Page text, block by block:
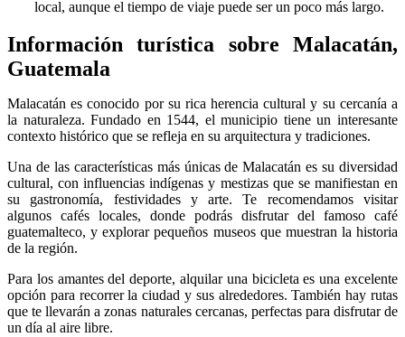
local, aunque el tiempo de viaje puede ser un poco más largo.
Información turística sobre Malacatán,
Guatemala
Malacatán es conocido por su rica herencia cultural y su cercanía a
la naturaleza. Fundado en 1544, el municipio tiene un interesante
contexto histórico que se refleja en su arquitectura y tradiciones.
Una de las características más únicas de Malacatán es su diversidad
cultural, con influencias indígenas y mestizas que se manifiestan en
su gastronomía, festividades y arte. Te recomendamos visitar
algunos cafés locales, donde podrás disfrutar del famoso café
guatemalteco, y explorar pequeños museos que muestran la historia
de la región.
Para los amantes del deporte, alquilar una bicicleta es una excelente
opción para recorrer la ciudad y sus alrededores. También hay rutas
que te llevarán a zonas naturales cercanas, perfectas para disfrutar de
un día al aire libre.